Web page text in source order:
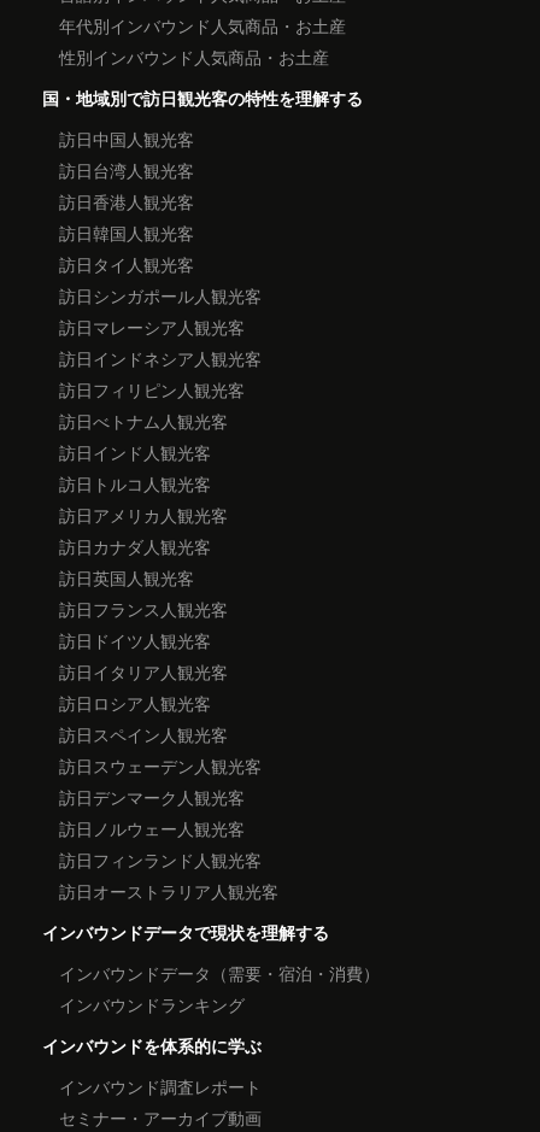
年代別インバウンド人気商品・お土産
性別インバウンド人気商品・お土産
国・地域別で訪日観光客の特性を理解する
訪日中国人観光客
訪日台湾人観光客
訪日香港人観光客
訪日韓国人観光客
訪日タイ人観光客
訪日シンガポール人観光客
訪日マレーシア人観光客
訪日インドネシア人観光客
訪日フィリピン人観光客
訪日べトナム人観光客
訪日インド人観光客
訪日トルコ人観光客
訪日アメリカ人観光客
訪日カナダ人観光客
訪日英国人観光客
訪日フランス人観光客
訪日ドイツ人観光客
訪日イタリア人観光客
訪日ロシア人観光客
訪日スペイン人観光客
訪日スウェーデン人観光客
訪日デンマーク人観光客
訪日ノルウェー人観光客
訪日フィンランド人観光客
訪日オーストラリア人観光客
インバウンドデータで現状を理解する
インバウンドデータ（需要・宿泊・消費）
インバウンドランキング
インバウンドを体系的に学ぶ
インバウンド調査レポート
セミナー・アーカイブ動画